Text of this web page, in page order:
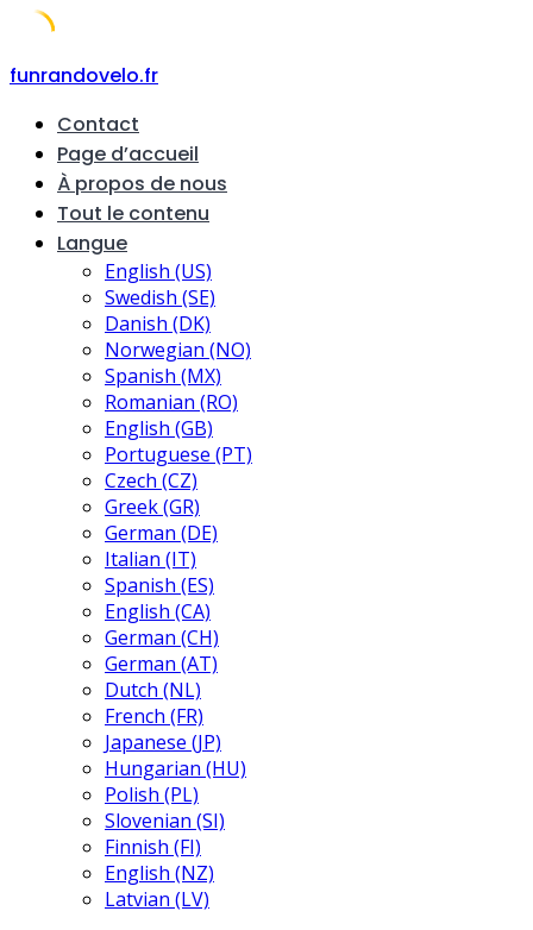
Skip
content
funrandovelo.fr
Contact
Page d’accueil
À propos de nous
Tout le contenu
Langue
English (US)
Swedish (SE)
Danish (DK)
Norwegian (NO)
Spanish (MX)
Romanian (RO)
English (GB)
Portuguese (PT)
Czech (CZ)
Greek (GR)
German (DE)
Italian (IT)
Spanish (ES)
English (CA)
German (CH)
German (AT)
Dutch (NL)
French (FR)
Japanese (JP)
Hungarian (HU)
Polish (PL)
Slovenian (SI)
Finnish (FI)
English (NZ)
Latvian (LV)